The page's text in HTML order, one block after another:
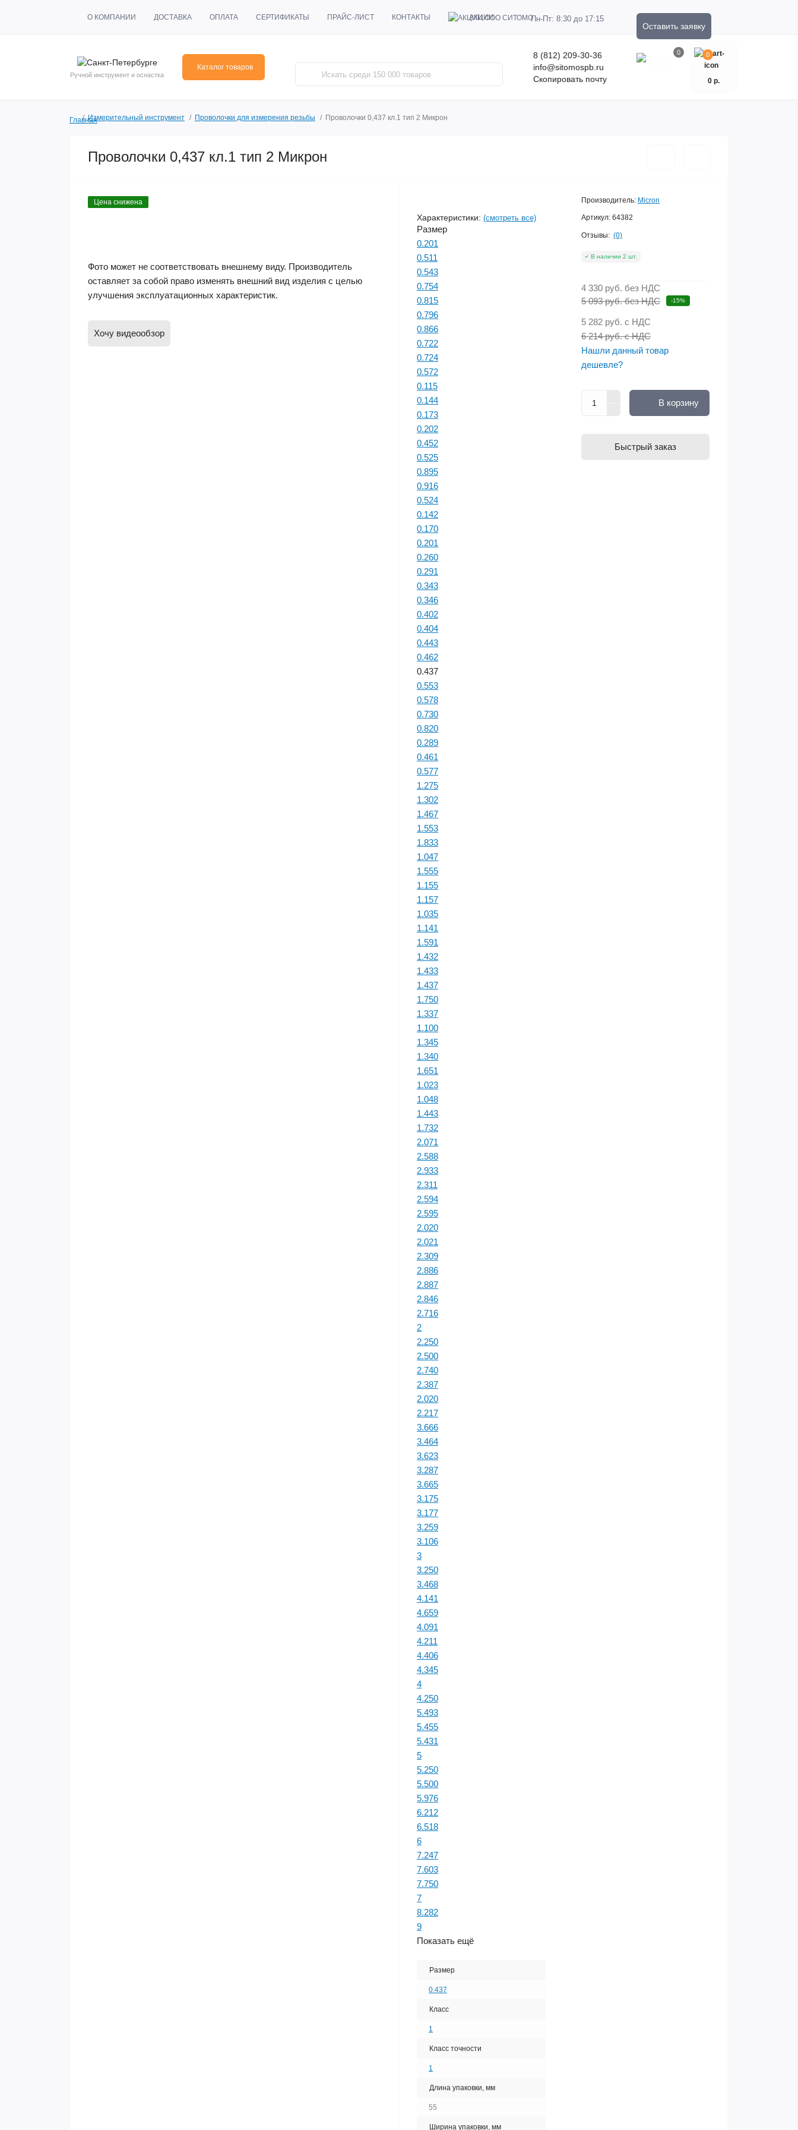
О КОМПАНИИ ДОСТАВКА ОПЛАТА СЕРТИФИКАТЫ ПРАЙС-ЛИСТ КОНТАКТЫ АКЦИИ Пн-Пт: 8:30 до 17:15
Оставить заявку
Ручной инструмент и оснастка
Каталог товаров
8 (812) 209-30-36
info@sitomospb.ru
Скопировать почту
0 0
0 р.
ГлавнаяИзмерительный инструмент Проволочки для измерения резьбы Проволочки 0,437 кл.1 тип 2 Микрон
Проволочки 0,437 кл.1 тип 2 Микрон
Цена снижена
Фото может не соответствовать внешнему виду. Производитель
оставляет за собой право изменять внешний вид изделия с целью
улучшения эксплуатационных характеристик.
Хочу видеообзор
Характеристики: (смотреть все)
Размер
0.201
0.511
0.543
0.754
0.815
0.796
0.866
0.722
0.724
0.572
0.115
0.144
0.173
0.202
0.452
0.525
0.895
0.916
0.524
0.142
0.170
0.201
0.260
0.291
0.343
0.346
0.402
0.404
0.443
0.462
0.437
0.553
0.578
0.730
0.820
0.289
0.461
0.577
1.275
1.302
1.467
1.553
1.833
1.047
1.555
1.155
1.157
1.035
1.141
1.591
1.432
1.433
1.437
1.750
1.337
1.100
1.345
1.340
1.651
1.023
1.048
1.443
1.732
2.071
2.588
2.933
2.311
2.594
2.595
2.020
2.021
2.309
2.886
2.887
2.846
2.716
2
2.250
2.500
2.740
2.387
2.020
2.217
3.666
3.464
3.623
3.287
3.665
3.175
3.177
3.259
3.106
3
3.250
3.468
4.141
4.659
4.091
4.211
4.406
4.345
4
4.250
5.493
5.455
5.431
5
5.250
5.500
5.976
6.212
6.518
6
7.247
7.603
7.750
7
8.282
9
Показать ещё
Размер
0.437
Класс
1
Класс точности
1
Длина упаковки, мм
55
Ширина упаковки, мм
Производитель: Micron
Артикул: 64382
Отзывы: (0)
В наличии 2 шт.
4 330 руб. без НДС
5 093 руб. без НДС
-15%
5 282 руб. с НДС
6 214 руб. с НДС
Нашли данный товар
дешевле?
В корзину
Быстрый заказ